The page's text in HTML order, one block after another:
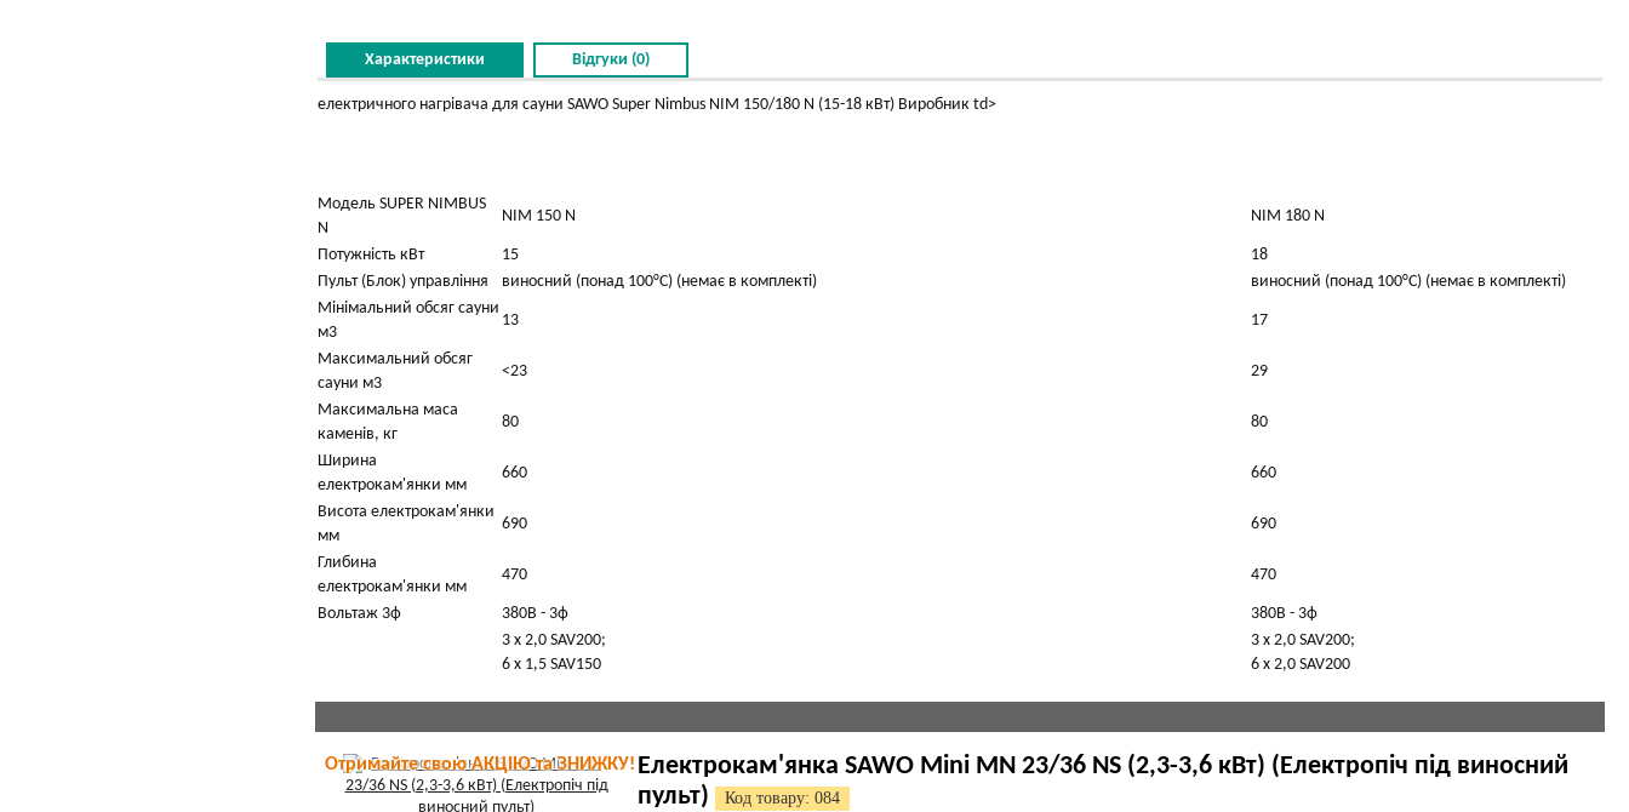
Характеристики Відгуки (0)
електричного нагрівача для сауни SAWO Super Nimbus NIM 150/180 N (15-18 кВт) Виробник td>
Модель SUPER NIMBUS
N
NIM 150 N NIM 180 N
Потужність кВт 15
18
Пульт (Блок) управління
виносний (понад 100°С) (немає в комплекті)
виносний (понад 100°С) (немає в комплекті)
Мінімальний обсяг сауни
м3
13 17
Максимальний обсяг
сауни м3
<23 29
Максимальна маса
каменів, кг
80 80
Ширина
електрокам'янки мм
660 660
Висота електрокам'янки
мм
690 690
Глибина
електрокам'янки мм
470 470
Вольтаж 3ф 380В - 3ф
380В - 3ф
3 x 2,0 SAV200;
6 x 1,5 SAV150
3 x 2,0 SAV200;
6 x 2,0 SAV200
Отримайте свою АКЦІЮ та ЗНИЖКУ! Електрокам'янка SAWO Mini MN 23/36 NS (2,3-3,6 кВт) (Електропіч під виносний
пульт)
Код товару: 084